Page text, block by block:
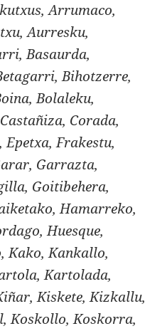
Arrumaco,
Aurresku,
Basaurda,
Bihotzerre,
Bolaleku,
Corada,
Frakestu,
Garrazta,
Goitibehera,
Hamarreko,
Huesque,
Kako, Kankallo,
Kartolada,
Kiskete, Kizkallu,
Koskollo, Koskorra,